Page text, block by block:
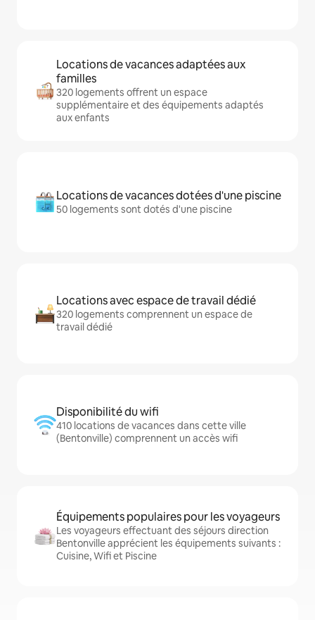
Locations de vacances adaptées aux
familles
320 logements offrent un espace
supplémentaire et des équipements adaptés
aux enfants
Locations de vacances dotées d'une piscine
50 logements sont dotés d'une piscine
Locations avec espace de travail dédié
320 logements comprennent un espace de
travail dédié
Disponibilité du wifi
410 locations de vacances dans cette ville
(Bentonville) comprennent un accès wifi
Équipements populaires pour les voyageurs
Les voyageurs effectuant des séjours direction
Bentonville apprécient les équipements suivants :
Cuisine, Wifi et Piscine